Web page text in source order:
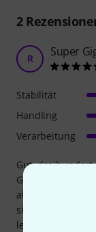
2
R Super
Gut, dreihundert
Gig-Bag/Tuba
alle tragenden
sind genäht und
leichtläufige
Stabilität
Handling
Verarbeitung